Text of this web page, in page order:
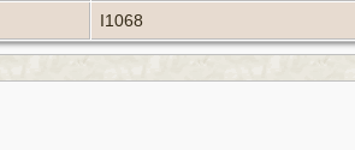
I1068